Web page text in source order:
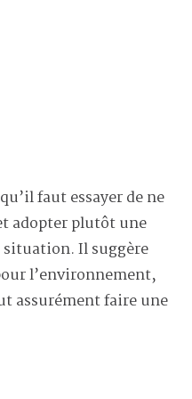
faut essayer de ne
adopter plutôt une
Il suggère
l’environnement,
assurément faire une